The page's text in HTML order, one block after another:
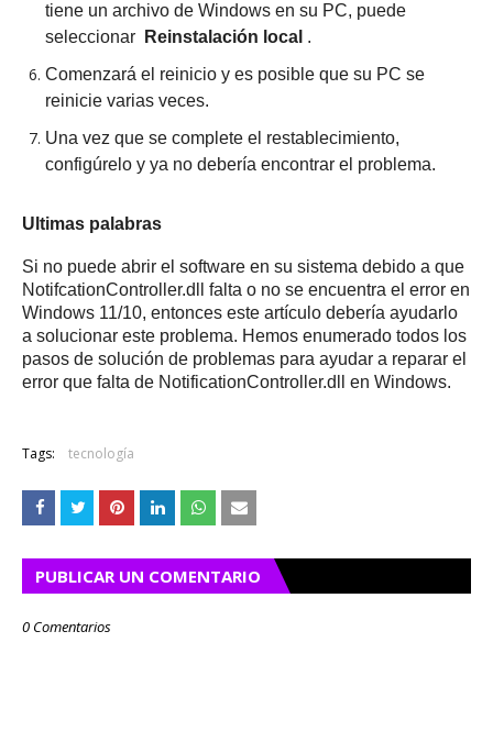
tiene un archivo de Windows en su PC, puede
seleccionar
Reinstalación local .
Comenzará el reinicio y es posible que su PC se
reinicie varias veces.
Una vez que se complete el restablecimiento,
configúrelo y ya no debería encontrar el problema.
Ultimas palabras
Si no puede abrir el software en su sistema debido a que
NotifcationController.dll falta o no se encuentra el error en
Windows 11/10, entonces este artículo debería ayudarlo
a solucionar este problema. Hemos enumerado todos los
pasos de solución de problemas para ayudar a reparar el
error que falta de NotificationController.dll en Windows.
Tags: tecnología
PUBLICAR UN COMENTARIO
0 Comentarios